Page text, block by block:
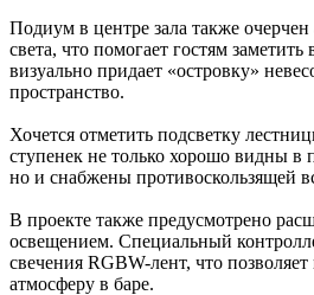
Подиум в центре зала также
света, что помогает гостям
визуально придает «островку»
пространство.
Хочется отметить подсветку
ступенек не только хорошо видны в
но и снабжены противоскользящей
В проекте также предусмотрено
освещением. Специальный
свечения RGBW-лент, что
атмосферу в баре.